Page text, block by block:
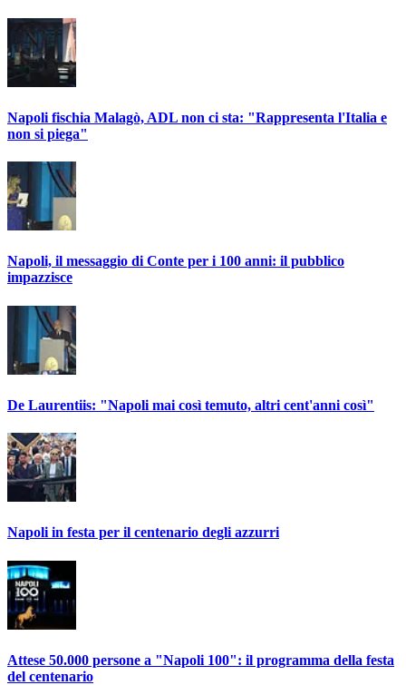
Napoli fischia Malagò, ADL non ci sta: "Rappresenta l'Italia e
non si piega"
Napoli, il messaggio di Conte per i 100 anni: il pubblico
impazzisce
De Laurentiis: "Napoli mai così temuto, altri cent'anni così"
Napoli in festa per il centenario degli azzurri
Attese 50.000 persone a "Napoli 100": il programma della festa
del centenario